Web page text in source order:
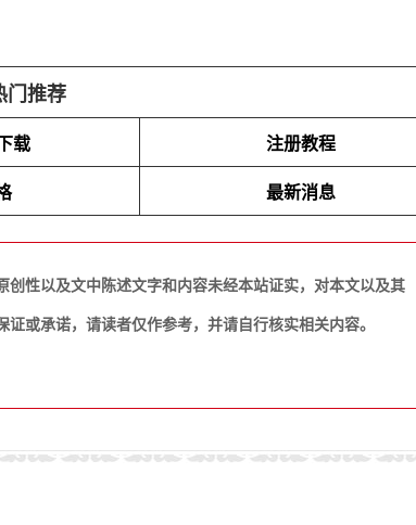
门推荐
载 注册教程
最新消息
性以及文中陈述文字和内容未经本站证实，对本文以及其
或承诺，请读者仅作参考，并请自行核实相关内容。